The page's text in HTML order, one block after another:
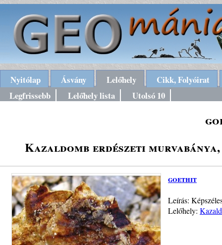
Nyitólap Ásvány Lelőhely
Cikk, Folyóirat
Legfrissebb
Lelőhely lista Utolsó 10
Kazaldomb erdészeti
goethit
Leírás:
Lelőhely: